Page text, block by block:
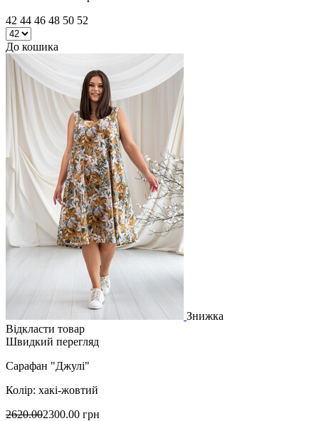
42 44 46 48 50 52
До кошика
Знижка
Відкласти товар
Швидкий перегляд
Сарафан "Джулі"
Колір: хакі-жовтий
2620.002300.00 грн